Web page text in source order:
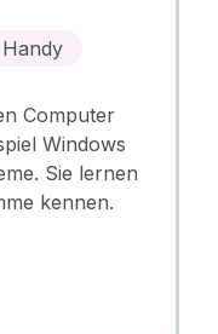
Computer
Windows
Sie lernen
kennen.